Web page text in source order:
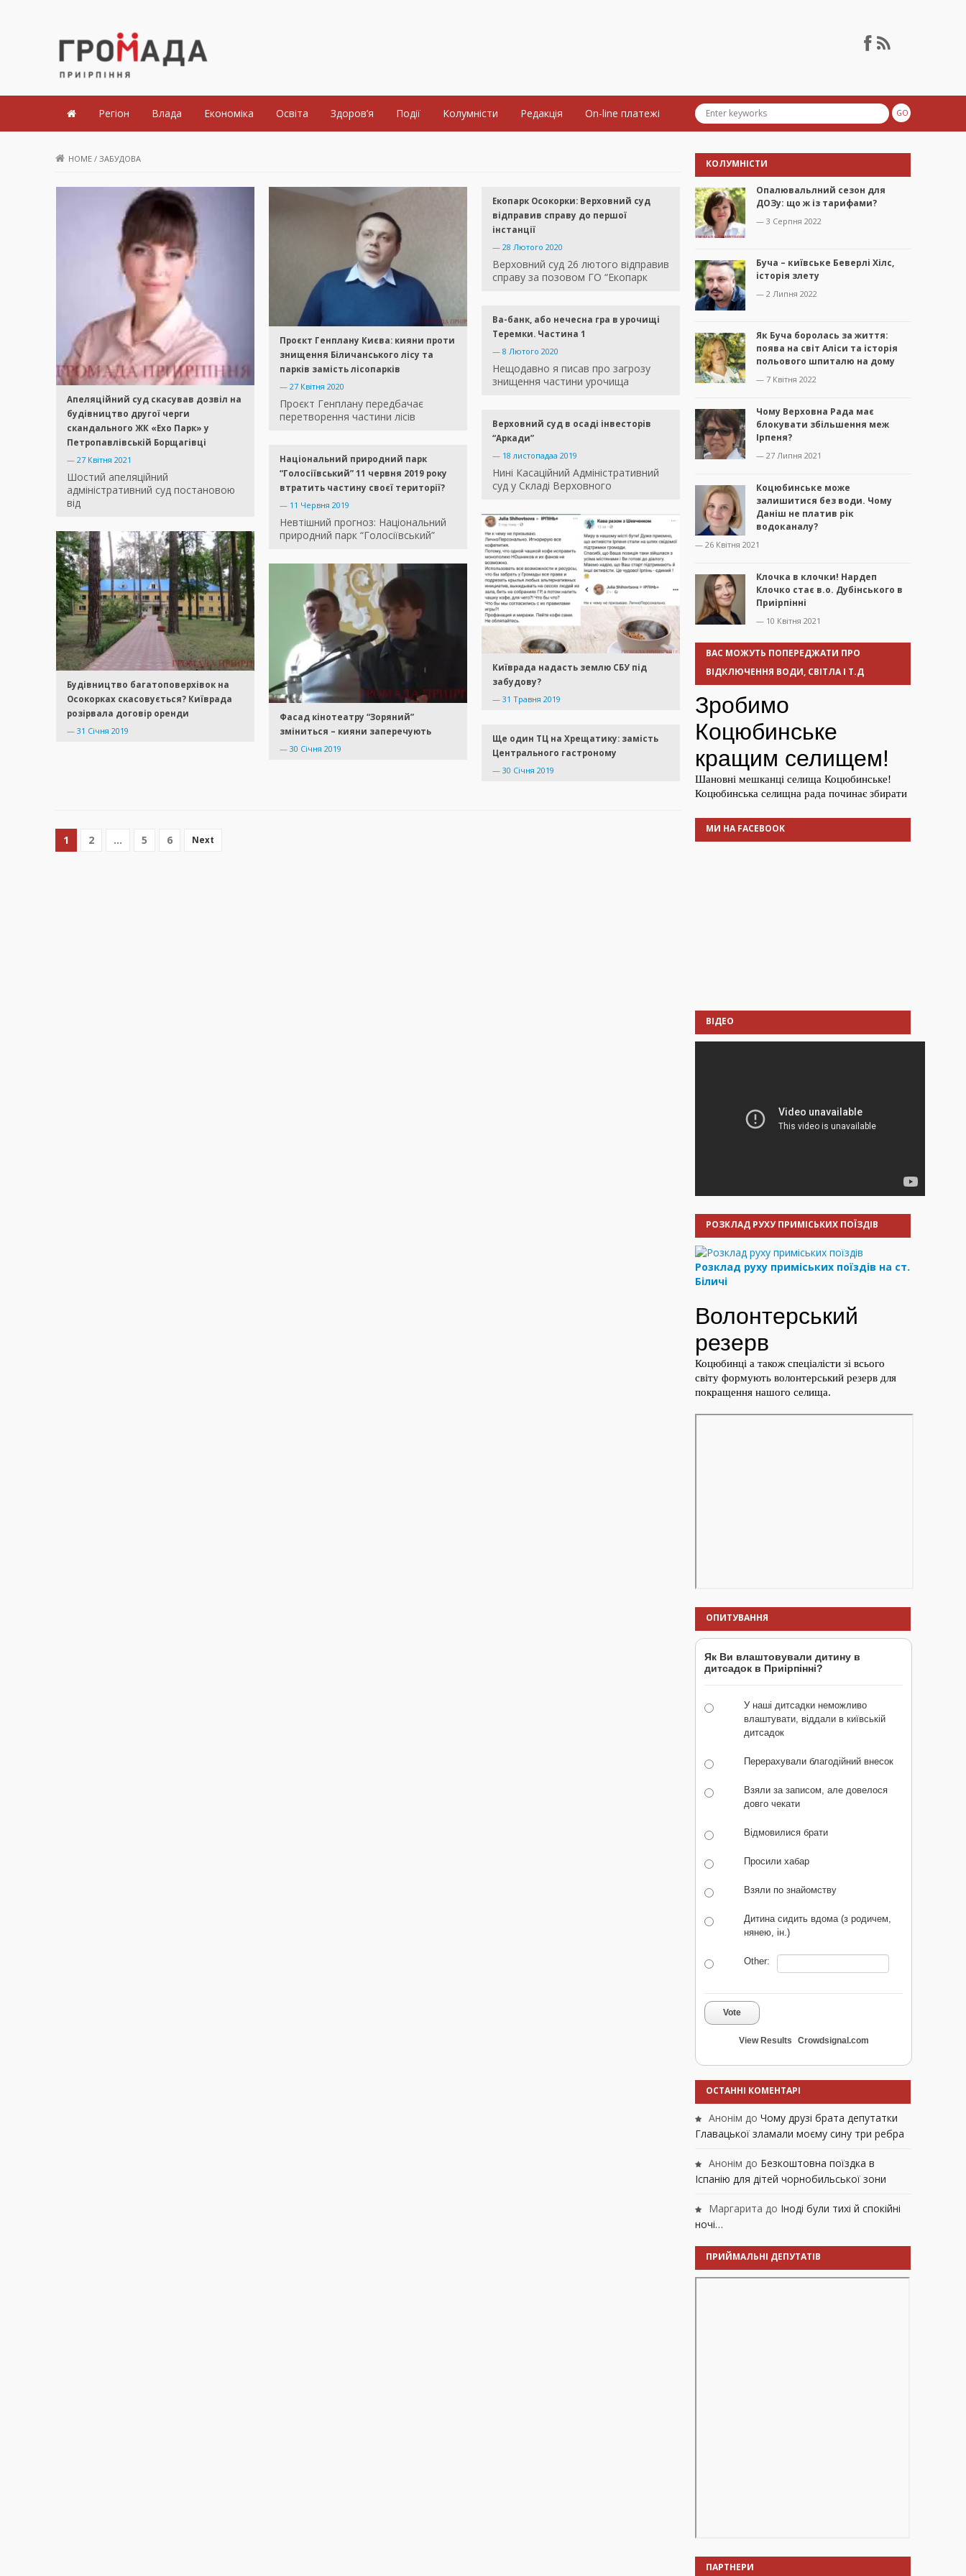
Громада Приірпіння
Регіон Влада Економіка Освіта Здоров’я Події Колумністи Редакція On-line платежі
HOME / ЗАБУДОВА
Апеляційний суд скасував дозвіл на
будівництво другої черги
скандального ЖК «Ехо Парк» у
Петропавлівській Борщагівці
— 27 Квітня 2021
Шостий апеляційний
адміністративний суд постановою
від
Проєкт Генплану Києва: кияни проти
знищення Біличанського лісу та
парків замість лісопарків
— 27 Квітня 2020
Проєкт Генплану передбачає
перетворення частини лісів
Екопарк Осокорки: Верховний суд
відправив справу до першої
інстанції
— 28 Лютого 2020
Верховний суд 26 лютого відправив
справу за позовом ГО “Екопарк
Ва-банк, або нечесна гра в урочищі
Теремки. Частина 1
— 8 Лютого 2020
Нещодавно я писав про загрозу
знищення частини урочища
Верховний суд в осаді інвесторів
“Аркади”
— 18 листопадаа 2019
Нині Касаційний Адміністративний
суд у Складі Верховного
Національний природний парк
“Голосіївський” 11 червня 2019 року
втратить частину своєї території?
— 11 Червня 2019
Невтішний прогноз: Національний
природний парк “Голосіївський”
Київрада надасть землю СБУ під
забудову?
— 31 Травня 2019
Будівництво багатоповерхівок на
Осокорках скасовується? Київрада
розірвала договір оренди
— 31 Січня 2019
Фасад кінотеатру “Зоряний”
зміниться – кияни заперечують
— 30 Січня 2019
Ще один ТЦ на Хрещатику: замість
Центрального гастроному
— 30 Січня 2019
1 2 … 5 6 Next
КОЛУМНІСТИ
Опалювальлний сезон для
ДОЗу: що ж із тарифами?
— 3 Серпня 2022
Буча – київське Беверлі Хілс,
історія злету
— 2 Липня 2022
Як Буча боролась за життя:
поява на світ Аліси та історія
польового шпиталю на дому
— 7 Квітня 2022
Чому Верховна Рада має
блокувати збільшення меж
Ірпеня?
— 27 Липня 2021
Коцюбинське може
залишитися без води. Чому
Даніш не платив рік
водоканалу?
— 26 Квітня 2021
Клочка в клочки! Нардеп
Клочко стає в.о. Дубінського в
Приірпінні
— 10 Квітня 2021
ВАС МОЖУТЬ ПОПЕРЕДЖАТИ ПРО
ВІДКЛЮЧЕННЯ ВОДИ, СВІТЛА І Т.Д
МИ НА FACEBOOK
ВІДЕО
РОЗКЛАД РУХУ ПРИМІСЬКИХ ПОЇЗДІВ
Розклад руху приміських поїздів на ст.
Біличі
ОПИТУВАННЯ
Як Ви влаштовували дитину в
дитсадок в Приірпінні?
У наші дитсадки неможливо
влаштувати, віддали в київській
дитсадок
Перерахували благодійний внесок
Взяли за записом, але довелося
довго чекати
Відмовилися брати
Просили хабар
Взяли по знайомству
Дитина сидить вдома (з родичем,
нянею, ін.)
Other:
Vote
View Results Crowdsignal.com
ОСТАННІ КОМЕНТАРІ
Анонім до Чому друзі брата депутатки
Главацької зламали моєму сину три ребра
Анонім до Безкоштовна поїздка в
Іспанію для дітей чорнобильської зони
Маргарита до Іноді були тихі й спокійні
ночі…
ПРИЙМАЛЬНІ ДЕПУТАТІВ
ПАРТНЕРИ